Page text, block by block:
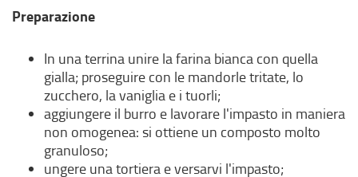
Preparazione
In una terrina unire la farina bianca con quella
gialla; proseguire con le mandorle tritate, lo
zucchero, la vaniglia e i tuorli;
aggiungere il burro e lavorare l'impasto in maniera
non omogenea: si ottiene un composto molto
granuloso;
ungere una tortiera e versarvi l'impasto;